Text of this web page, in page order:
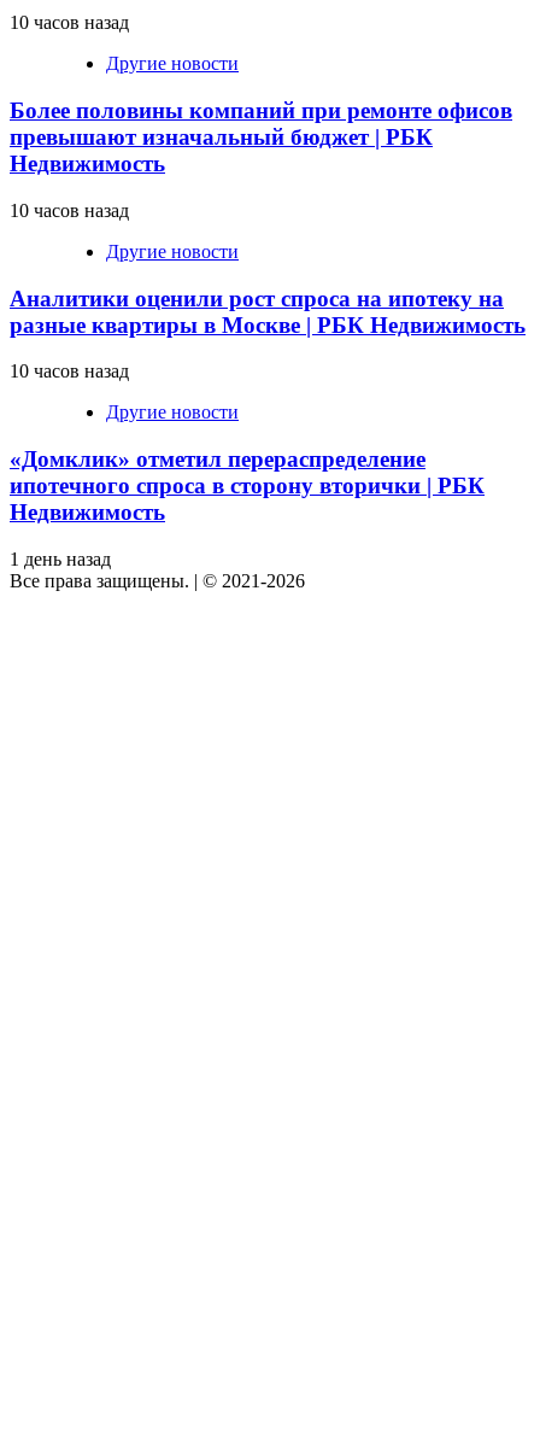
10 часов назад
Другие новости
Более половины компаний при ремонте офисов
превышают изначальный бюджет | РБК
Недвижимость
10 часов назад
Другие новости
Аналитики оценили рост спроса на ипотеку на
разные квартиры в Москве | РБК Недвижимость
10 часов назад
Другие новости
«Домклик» отметил перераспределение
ипотечного спроса в сторону вторички | РБК
Недвижимость
1 день назад
Все права защищены. | © 2021-2026